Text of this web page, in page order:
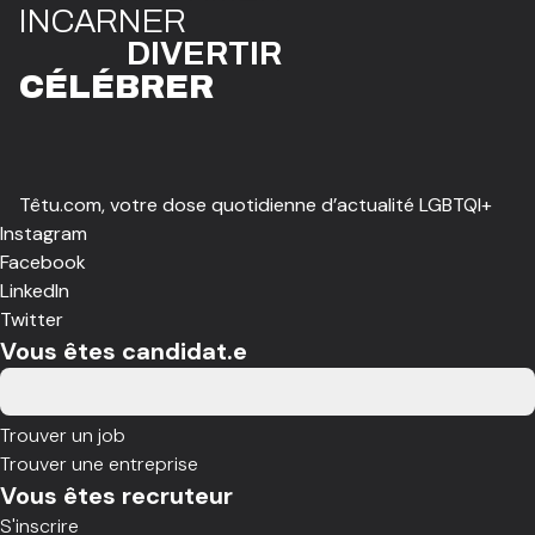
INCARNER
DIVERTIR
CÉLÉBRER
Têtu.com, votre dose quotidienne d’actualité LGBTQI+
Instagram
Facebook
LinkedIn
Twitter
Vous êtes candidat.e
Trouver un job
Trouver une entreprise
Vous êtes recruteur
S'inscrire